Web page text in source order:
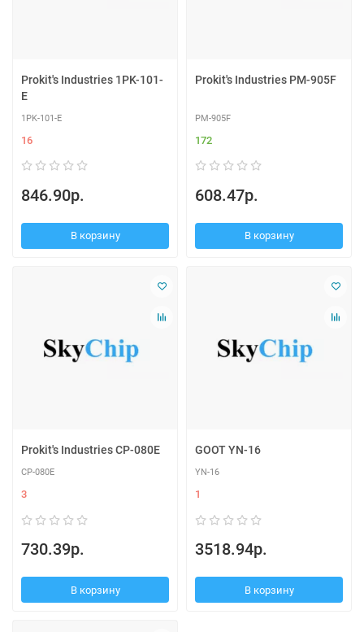
Prokit's Industries 1PK-101-
E
1PK-101-E
16
846.90р.
В корзину
Prokit's Industries PM-905F
PM-905F
172
608.47р.
В корзину
Prokit's Industries CP-080E
CP-080E
3
730.39р.
В корзину
GOOT YN-16
YN-16
1
3518.94р.
В корзину